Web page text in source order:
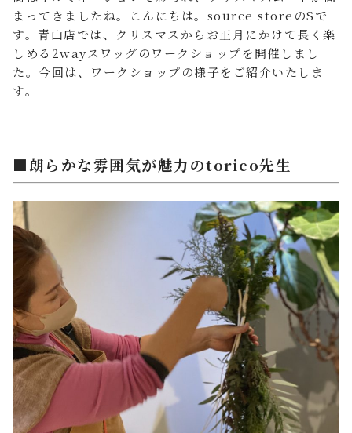
まってきましたね。こんにちは。source storeのSで
す。青山店では、クリスマスからお正月にかけて長く楽
しめる2wayスワッグのワークショップを開催しまし
た。今回は、ワークショップの様子をご紹介いたしま
す。
■朗らかな雰囲気が魅力のtorico先生